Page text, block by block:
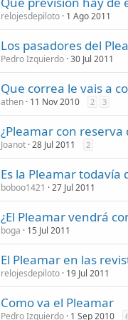
relojesdepiloto 1 Ago 2011
Los pasadores del
Pedro Izquierdo 30 Jul 2011
Que correa le vais a
athen 11 Nov 2010 2 3
¿Pleamar con reserva
Joanot 28 Jul 2011 2
Es la Pleamar todavía
boboo1421 27 Jul 2011
¿El Pleamar vendrá
boga 15 Jul 2011
El Pleamar en las
relojesdepiloto 19 Jul 2011
Como va el Pleamar
Pedro Izquierdo 1 Sep 2010